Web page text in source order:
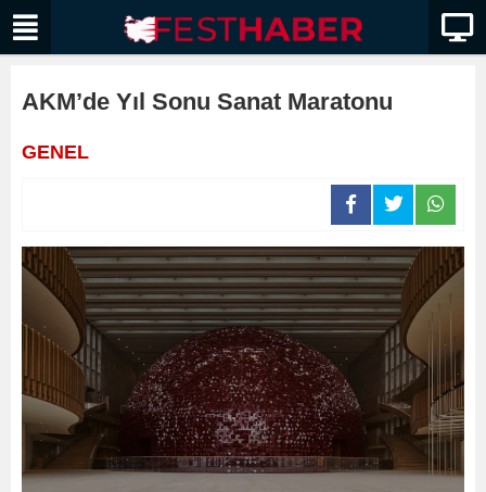
AKM’de Yıl Sonu Sanat Maratonu
GENEL